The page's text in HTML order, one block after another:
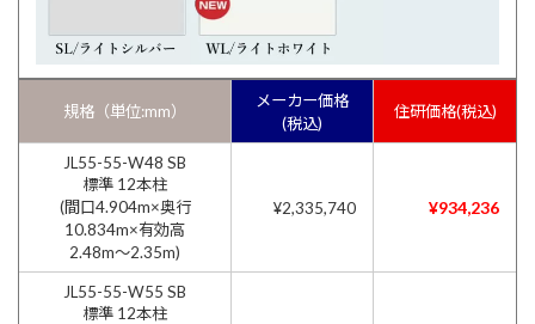
規格（単位:mm）
メーカー価格
(税込)
住研価格(税込)
JL55-55-W48 SB
標準 12本柱
(間口4.904m×奥行
10.834m×有効高
2.48m〜2.35m)
¥2,335,740 ¥934,236
JL55-55-W55 SB
標準 12本柱